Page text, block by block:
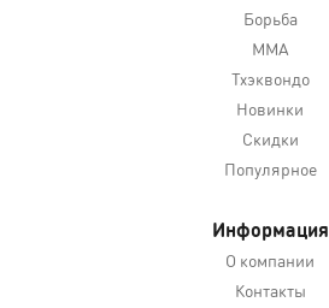
Борьба
MMA
Тхэквондо
Новинки
Скидки
Популярное
Информация
О компании
Контакты